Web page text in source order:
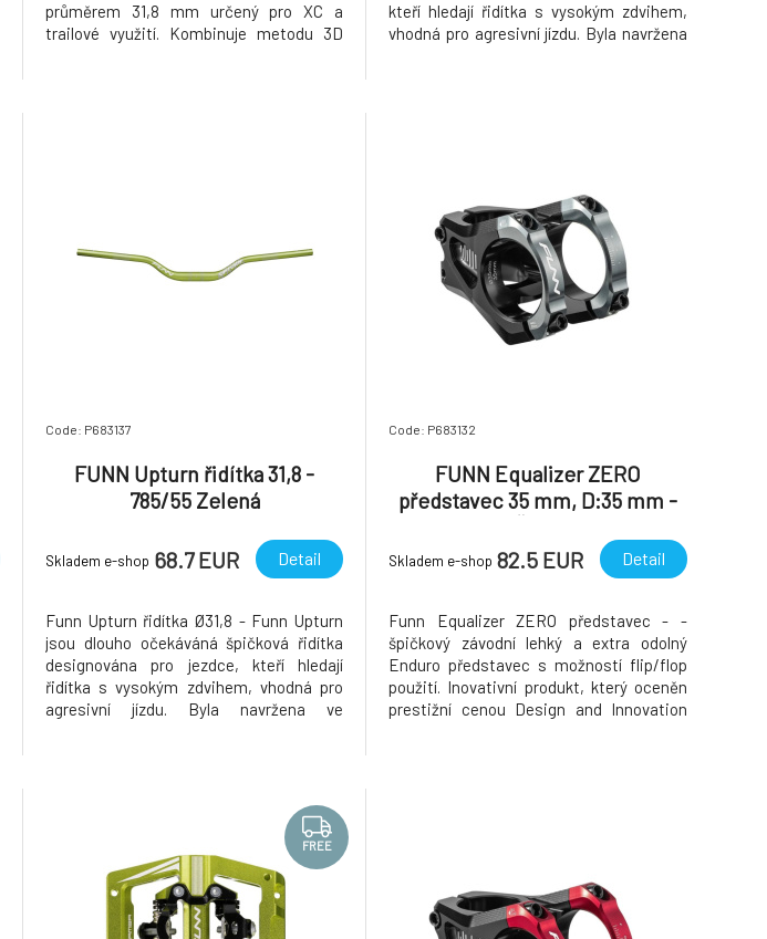
průměrem 31,8 mm určený pro XC a
trailové využití. Kombinuje metodu 3D
kteří hledají řidítka s vysokým zdvihem,
vhodná pro agresivní jízdu. Byla navržena
Code: P683137
FUNN Upturn řidítka 31,8 -
785/55 Zelená
Skladem e-shop 68.7 EUR Detail
Funn Upturn řidítka Ø31,8 - Funn Upturn
jsou dlouho očekáváná špičková řidítka
designována pro jezdce, kteří hledají
řidítka s vysokým zdvihem, vhodná pro
agresivní jízdu. Byla navržena ve
Code: P683132
FUNN Equalizer ZERO
představec 35 mm, D:35 mm -
Skladem e-shop 82.5 EUR Detail
Funn Equalizer ZERO představec - -
špičkový závodní lehký a extra odolný
Enduro představec s možností flip/flop
použití. Inovativní produkt, který oceněn
prestižní cenou Design and Innovation
FREE